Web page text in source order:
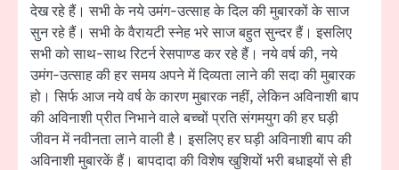
देख रहे हैं। सभी के नये उमंग-उत्साह के दिल की मुबारकों के साज
सुन रहे हैं। सभी के वैरायटी स्नेह भरे साज बहुत सुन्दर हैं। इसलिए
सभी को साथ-साथ रिटर्न रेसपाण्ड कर रहे हैं। नये वर्ष की, नये
उमंग-उत्साह की हर समय अपने में दिव्यता लाने की सदा की मुबारक
हो। सिर्फ आज नये वर्ष के कारण मुबारक नहीं, लेकिन अविनाशी बाप
की अविनाशी प्रीत निभाने वाले बच्चों प्रति संगमयुग की हर घड़ी
जीवन में नवीनता लाने वाली है। इसलिए हर घड़ी अविनाशी बाप की
अविनाशी मुबारकें हैं। बापदादा की विशेष खुशियों भरी बधाइयों से ही